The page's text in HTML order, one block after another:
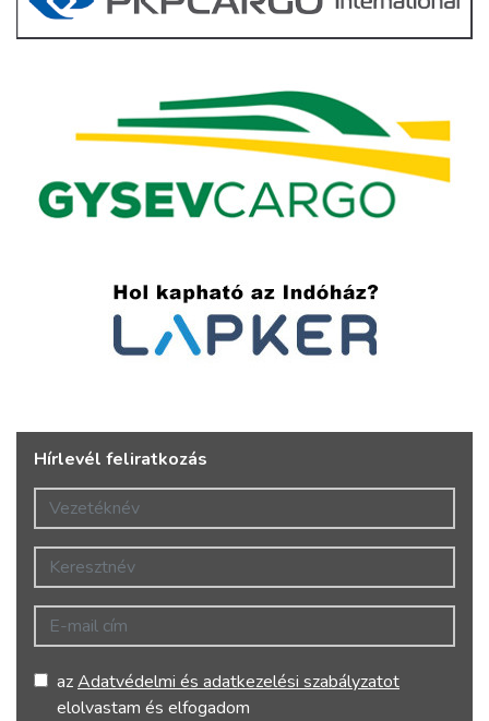
Hírlevél feliratkozás
Vezetéknév
Keresztnév
E-mail cím
azAdatvédelmi és adatkezelési szabályzatot
elolvastam és elfogadom